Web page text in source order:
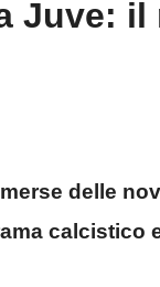
Juve: il
delle
calcistico